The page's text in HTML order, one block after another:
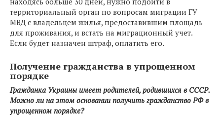
территориальный орган по вопросам миграции ГУ
МВД с владельцем жилья, предоставившим площадь
для проживания, и встать на миграционный учет.
Если будет назначен штраф, оплатить его.
Получение гражданства в упрощенном
порядке
Гражданка Украины имеет родителей, родившихся в СССР.
Можно ли на этом основании получить гражданство РФ в
упрощенном порядке?